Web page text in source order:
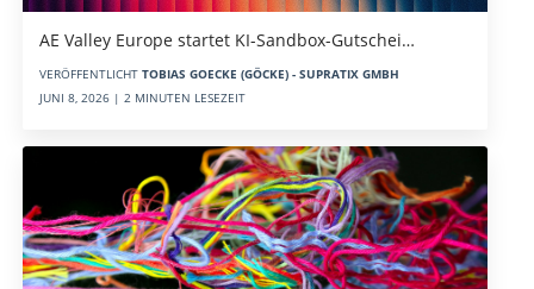
AE Valley Europe startet KI-Sandbox-Gutschei…
VERÖFFENTLICHT TOBIAS GOECKE (GÖCKE) - SUPRATIX GMBH
JUNI 8, 2026 | 2 MINUTEN LESEZEIT